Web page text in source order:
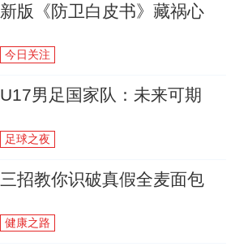
新版《防卫白皮书》藏祸心
今日关注
U17男足国家队：未来可期
足球之夜
三招教你识破真假全麦面包
健康之路